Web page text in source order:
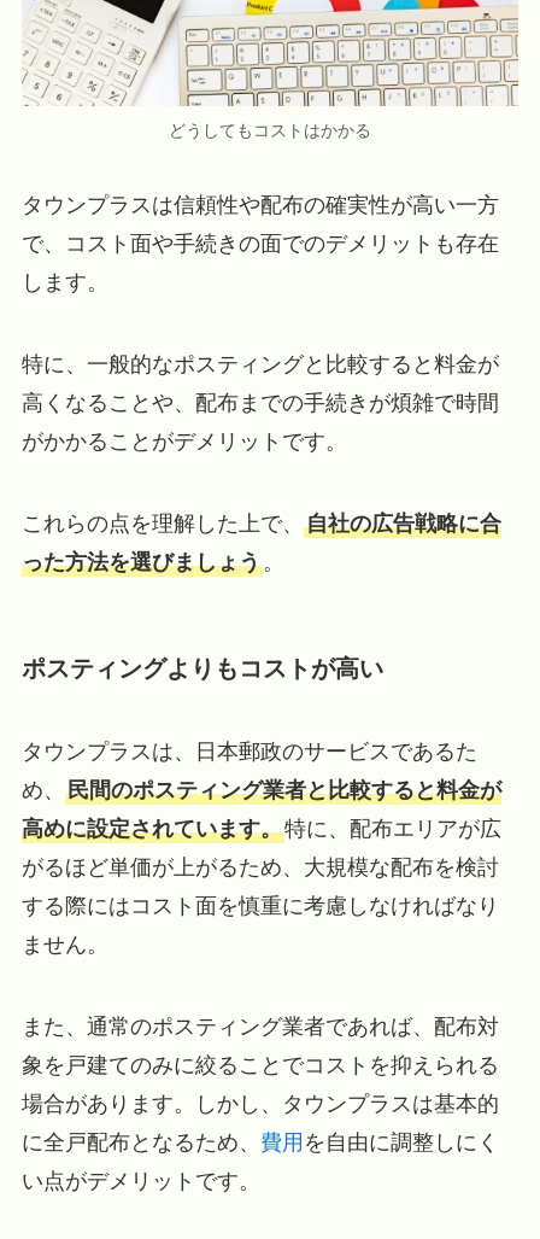
どうしてもコストはかかる
タウンプラスは信頼性や配布の確実性が高い一方
で、コスト面や手続きの面でのデメリットも存在
します。
特に、一般的なポスティングと比較すると料金が
高くなることや、配布までの手続きが煩雑で時間
がかかることがデメリットです。
これらの点を理解した上で、 自社の広告戦略に合
った方法を選びましょう。
ポスティングよりもコストが高い
タウンプラスは、日本郵政のサービスであるた
め、 民間のポスティング業者と比較すると料金が
高めに設定されています。特に、配布エリアが広
がるほど単価が上がるため、大規模な配布を検討
する際にはコスト面を慎重に考慮しなければなり
ません。
また、通常のポスティング業者であれば、配布対
象を戸建てのみに絞ることでコストを抑えられる
場合があります。しかし、タウンプラスは基本的
に全戸配布となるため、 費用 を自由に調整しにく
い点がデメリットです。